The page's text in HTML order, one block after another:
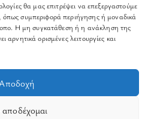
θα μας επιτρέψει να επεξεργαστούμε
συμπεριφορά περιήγησης ή μοναδικά
Η μη συγκατάθεση ή η ανάκληση της
ορισμένες λειτουργίες και
Αποδοχή
ZoumeSpiti.gr
Group Μ.Ι.Κ.Ε.) | Α.Φ.Μ.
ΚΕΦΟΔΕ Αττικής | Γ.Ε.ΜΗ
Έδρα: Αθήνα, Ελλάδα |